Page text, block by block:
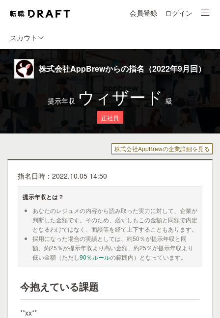
会員登録 ログイン
スカウト
株式会社AppBrewからの指名（2022年9月回）
提示年収 ウィザード 級
正社員
株式会社AppBrewの企業詳細を見る
指名日時：2022.10.05 14:50
提示年収とは？
あなたのレジュメの内容から読み取った実力に対して、企業が
判断した金額です。そのため、必ずしもこの金額と同額で内定
となるわけではなく、面談等を経て上下することもあります。
採用になった場合の実績としては、約50％が提示年収と同
額、約25％が提示年収より高い金額、約25％が提示年収より
低い金額（ただし90％ルールの範囲内）となっています。
今抱えている課題
**xx**